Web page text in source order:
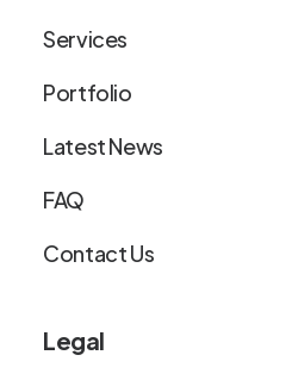
Services
Portfolio
Latest News
FAQ
Contact Us
Legal